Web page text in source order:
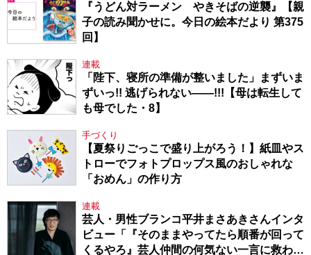
『うどん対ラーメン やきそばの逆襲』【親
子の読み聞かせに。今日の絵本だより 第375
回】
連載
「陛下、寝所の準備が整いました」まずいま
ずいっ!! 逃げられない――!!!【母は転生して
も母でした・8】
手づくり
【夏祭りごっこで盛り上がろう！】紙皿やス
トローでフォトプロップス風のおしゃれな
「おめん」の作り方
連載
芸人・男性ブランコ平井まさあきさんインタ
ビュー「『そのままやってたら順番が回って
くるやろ』芸人仲間の何気ない一言に救われ